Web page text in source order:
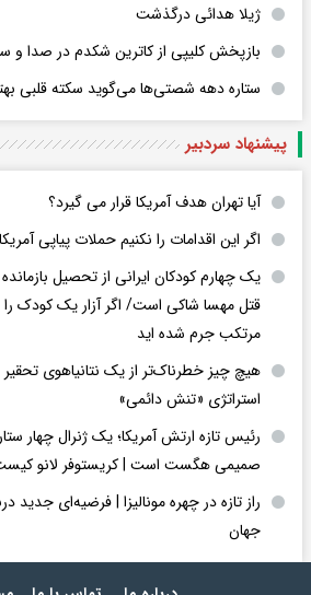
ژیلا هدائی درگذشت
بازپخش کلیپی از کاترین شکدم در صدا و
ستاره دهه شصتی‌ها می‌گوید سکته قلبی
پیشنهاد سردبیر
آیا تهران هدف آمریکا قرار می گیرد؟
اگر این اقدامات را نکنیم حملات پیاپی
یک چهارم کودکان ایرانی از تحصیل
قتل مهسا شاکی است/ اگر آزار یک کودک را
مرتکب جرم شده اید
هیچ چیز خطرناک‌تر از یک نتانیاهوی
استراتژی «تنش دائمی»
رئیس تازه ارتش آمریکا؛ یک ژنرال چهار
صمیمی هگست است | کریستوفر لانو
راز تازه در چهره مونالیزا | فرضیه‌ای جدید
جهان